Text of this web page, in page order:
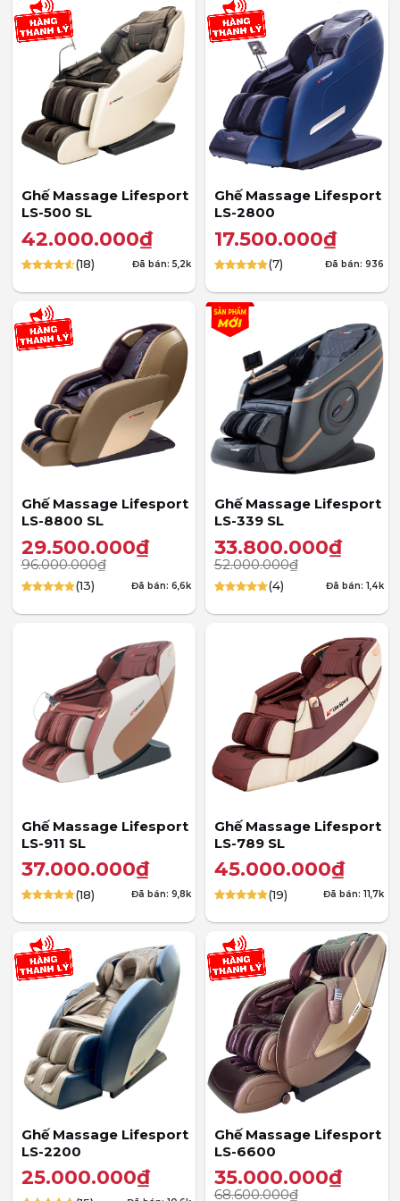
Ghế Massage Lifesport
LS-500 SL
42.000.000₫
5 dựa trên
(18) Đã bán: 5,2k
Ghế Massage Lifesport
LS-2800
17.500.000₫
dựa trên
đánh giá
(7) Đã bán: 936
Ghế Massage Lifesport
LS-8800 SL
29.500.000₫
96.000.000₫
dựa trên
(13) Đã bán: 6,6k
Ghế Massage Lifesport
LS-339 SL
33.800.000₫
52.000.000₫
dựa trên
(4) Đã bán: 1,4k
Ghế Massage Lifesport
LS-911 SL
37.000.000₫
dựa trên
(18) Đã bán: 9,8k
Ghế Massage Lifesport
LS-789 SL
45.000.000₫
dựa trên
(19) Đã bán: 11,7k
Ghế Massage Lifesport
LS-2200
25.000.000₫
Ghế Massage Lifesport
LS-6600
35.000.000₫
68.600.000₫